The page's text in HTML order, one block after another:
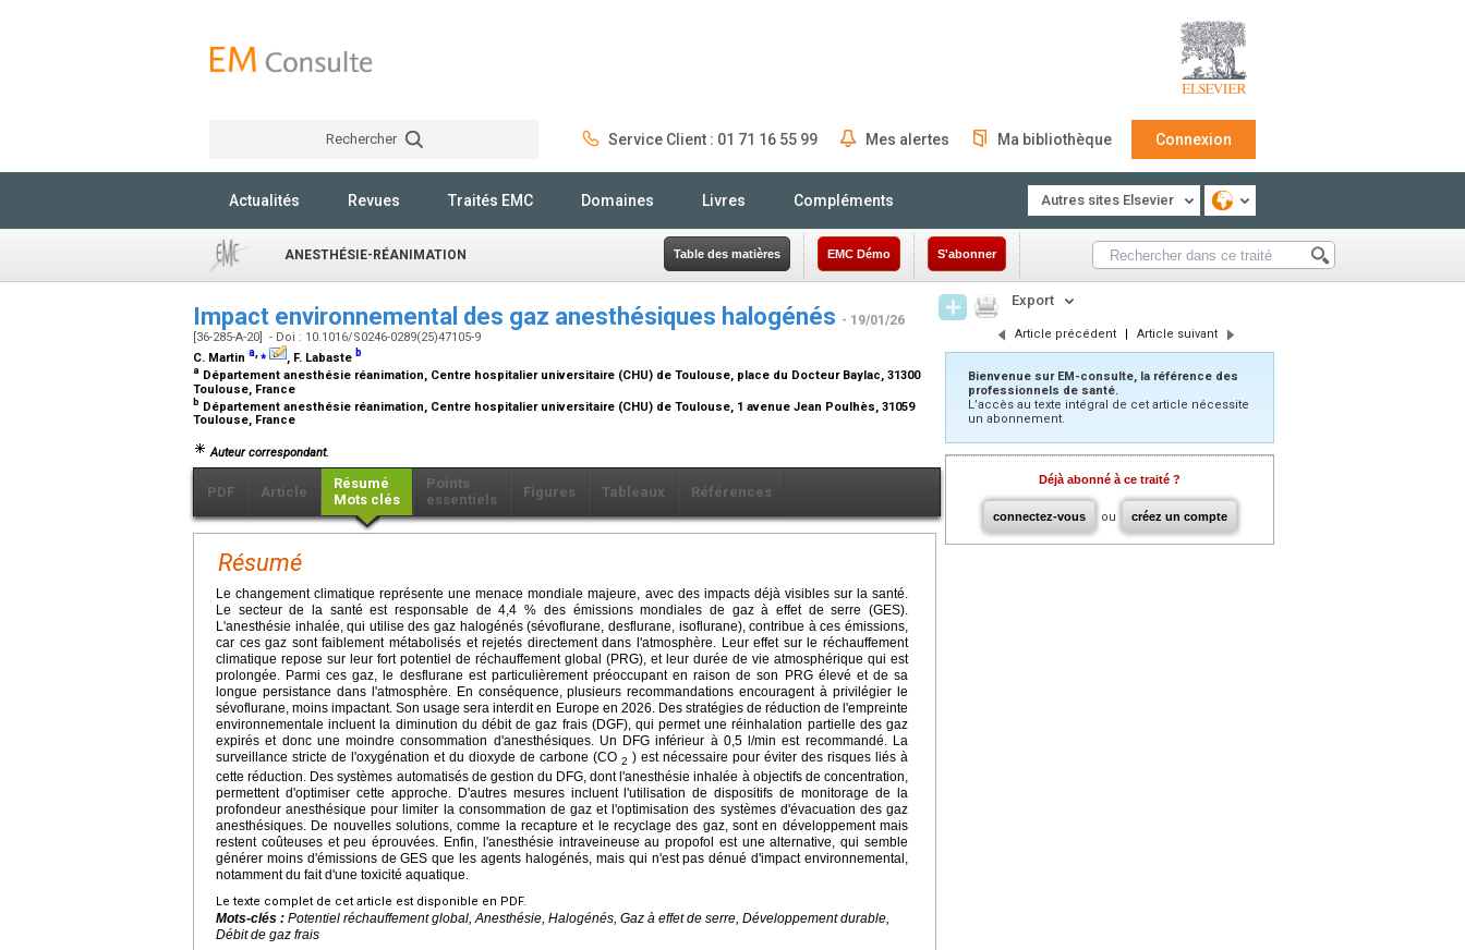
Rechercher Service Client : 01 71 16 55 99 Mes alertes Ma bibliothèque Connexion
Actualités Revues Traités EMC Domaines Livres Compléments Autres sites Elsevier
ANESTHÉSIE-RÉANIMATION Table des matières EMC Démo S'abonner
Impact environnemental des gaz anesthésiques halogénés - 19/01/26
[36-285-A-20] - Doi : 10.1016/S0246-0289(25)47105-9
C. Martin a,⁎ , F. Labaste b
a Département anesthésie réanimation, Centre hospitalier universitaire (CHU) de Toulouse, place du Docteur Baylac, 31300
Toulouse, France
b Département anesthésie réanimation, Centre hospitalier universitaire (CHU) de Toulouse, 1 avenue Jean Poulhès, 31059
Toulouse, France
Auteur correspondant.
PDF Article
Résumé
Mots clés
Points
essentiels
Figures Tableaux Références
Résumé
Le changement climatique représente une menace mondiale majeure, avec des impacts déjà visibles sur la santé.
Le secteur de la santé est responsable de 4,4 % des émissions mondiales de gaz à effet de serre (GES).
L'anesthésie inhalée, qui utilise des gaz halogénés (sévoflurane, desflurane, isoflurane), contribue à ces émissions,
car ces gaz sont faiblement métabolisés et rejetés directement dans l'atmosphère. Leur effet sur le réchauffement
climatique repose sur leur fort potentiel de réchauffement global (PRG), et leur durée de vie atmosphérique qui est
prolongée. Parmi ces gaz, le desflurane est particulièrement préoccupant en raison de son PRG élevé et de sa
longue persistance dans l'atmosphère. En conséquence, plusieurs recommandations encouragent à privilégier le
sévoflurane, moins impactant. Son usage sera interdit en Europe en 2026. Des stratégies de réduction de l'empreinte
environnementale incluent la diminution du débit de gaz frais (DGF), qui permet une réinhalation partielle des gaz
expirés et donc une moindre consommation d'anesthésiques. Un DFG inférieur à 0,5 l/min est recommandé. La
surveillance stricte de l'oxygénation et du dioxyde de carbone (CO 2 ) est nécessaire pour éviter des risques liés à
cette réduction. Des systèmes automatisés de gestion du DFG, dont l'anesthésie inhalée à objectifs de concentration,
permettent d'optimiser cette approche. D'autres mesures incluent l'utilisation de dispositifs de monitorage de la
profondeur anesthésique pour limiter la consommation de gaz et l'optimisation des systèmes d'évacuation des gaz
anesthésiques. De nouvelles solutions, comme la recapture et le recyclage des gaz, sont en développement mais
restent coûteuses et peu éprouvées. Enfin, l'anesthésie intraveineuse au propofol est une alternative, qui semble
générer moins d'émissions de GES que les agents halogénés, mais qui n'est pas dénué d'impact environnemental,
notamment du fait d'une toxicité aquatique.
Le texte complet de cet article est disponible en PDF.
Mots-clés : Potentiel réchauffement global, Anesthésie, Halogénés, Gaz à effet de serre, Développement durable,
Débit de gaz frais
Export
Article précédent | Article suivant
Bienvenue sur EM-consulte, la référence des
professionnels de santé.
L’accès au texte intégral de cet article nécessite
un abonnement.
Déjà abonné à ce traité ?
connectez-vous ou créez un compte